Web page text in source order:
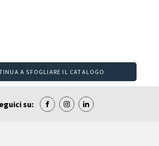
A SFOGLIARE IL CATALOGO
su: